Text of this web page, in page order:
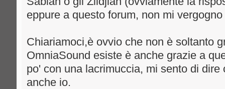
eppure a questo forum, non mi
Chiariamoci,è ovvio che non è soltanto
OmniaSound esiste è anche grazie a
po' con una lacrimuccia, mi sento di
anche io.